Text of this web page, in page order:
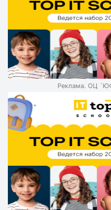
Реклама. ОЦ